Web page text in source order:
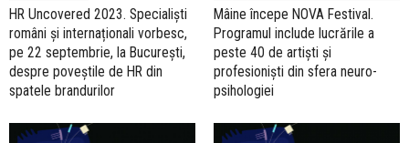
HR Uncovered 2023. Specialiști
români și internaționali vorbesc,
pe 22 septembrie, la București,
despre poveștile de HR din
spatele brandurilor
Mâine începe NOVA Festival.
Programul include lucrările a
peste 40 de artiști și
profesioniști din sfera neuro-
psihologiei